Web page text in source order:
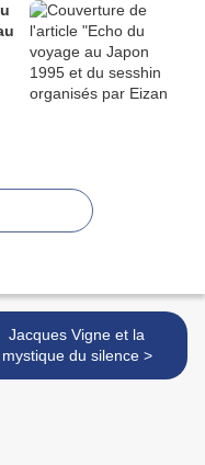
Jacques Vigne et la
mystique du silence >